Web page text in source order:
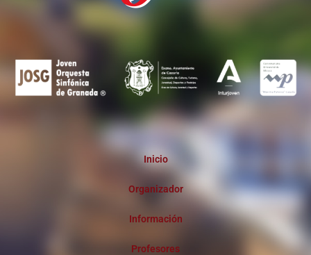
Inicio
Organizador
Información
Profesores